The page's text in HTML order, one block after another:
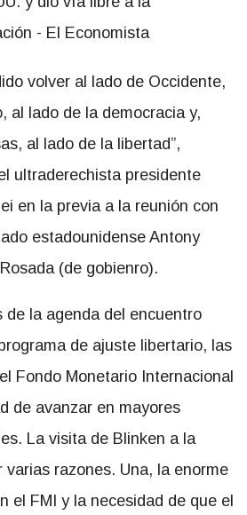
volver al lado de Occidente,
al lado de la democracia y,
al lado de la libertad”,
ultraderechista presidente
en la previa a la reunión con
estadounidense Antony
(de gobienro).
de la agenda del encuentro
de ajuste libertario, las
Fondo Monetario Internacional
de avanzar en mayores
La visita de Blinken a la
razones. Una, la enorme
el FMI y la necesidad de que el